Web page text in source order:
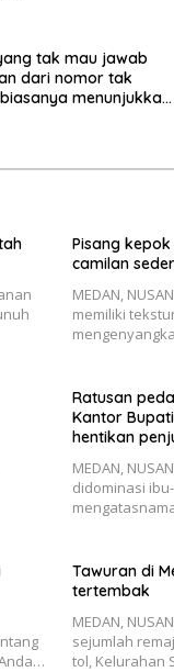
tak mau jawab
dari nomor tak
menunjukkan
Pisang
camilan
MEDAN,
memiliki
Ratusan
Kantor
hentikan
MEDAN,
didominasi
Tawuran di
tertembak
MEDAN,
sejumlah
tol, Kelurahan